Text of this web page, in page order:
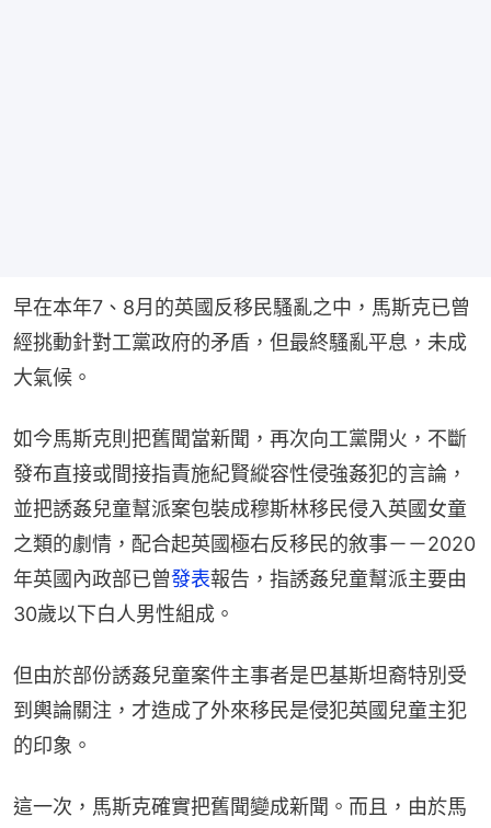
早在本年7、8月的英國反移民騷亂之中，馬斯克已曾
經挑動針對工黨政府的矛盾，但最終騷亂平息，未成
大氣候。
如今馬斯克則把舊聞當新聞，再次向工黨開火，不斷
發布直接或間接指責施紀賢縱容性侵強姦犯的言論，
並把誘姦兒童幫派案包裝成穆斯林移民侵入英國女童
之類的劇情，配合起英國極右反移民的敘事－－2020
年英國內政部已曾發表報告，指誘姦兒童幫派主要由
30歲以下白人男性組成。
但由於部份誘姦兒童案件主事者是巴基斯坦裔特別受
到輿論關注，才造成了外來移民是侵犯英國兒童主犯
的印象。
這一次，馬斯克確實把舊聞變成新聞。而且，由於馬